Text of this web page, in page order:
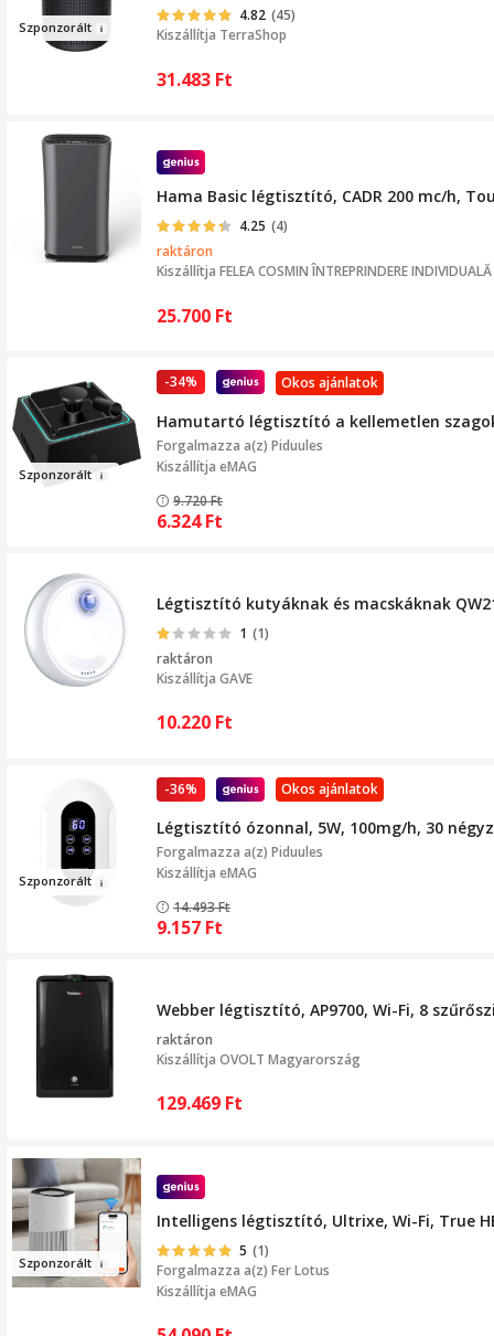
Szponzorált
4.82 (45)
Kiszállítja TerraShop
31.483 Ft
Hama Basic légtisztító, CADR 200 mc/h,
4.25 (4)
raktáron
Kiszállítja FELEA COSMIN ÎNTREPRINDERE INDIVIDUALĂ
25.700 Ft
Szponzorált
Okos ajánlatok
-34%
Hamutartó légtisztító a kellemetlen
Forgalmazza a(z) Piduules
Kiszállítja eMAG
9.720Ft
6.324Ft
Légtisztító kutyáknak és macskáknak
1 (1)
raktáron
Kiszállítja GAVE
10.220 Ft
Szponzorált
Okos ajánlatok
-36%
Légtisztító ózonnal, 5W, 100mg/h, 30
Forgalmazza a(z) Piduules
Kiszállítja eMAG
14.493Ft
9.157 Ft
Webber légtisztító, AP9700, Wi-Fi, 8
raktáron
Kiszállítja OVOLT Magyarország
129.469 Ft
Szponzorált
Intelligens légtisztító, Ultrixe, Wi-Fi, True
5 (1)
Forgalmazza a(z) Fer Lotus
Kiszállítja eMAG